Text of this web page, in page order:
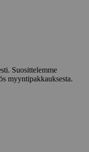
Suosittelemme
myyntipakkauksesta.